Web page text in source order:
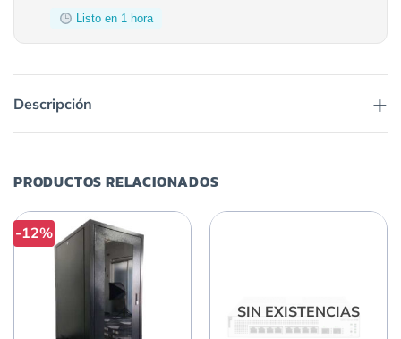
Listo en 1 hora
Descripción +
PRODUCTOS RELACIONADOS
-12%
SIN EXISTENCIAS